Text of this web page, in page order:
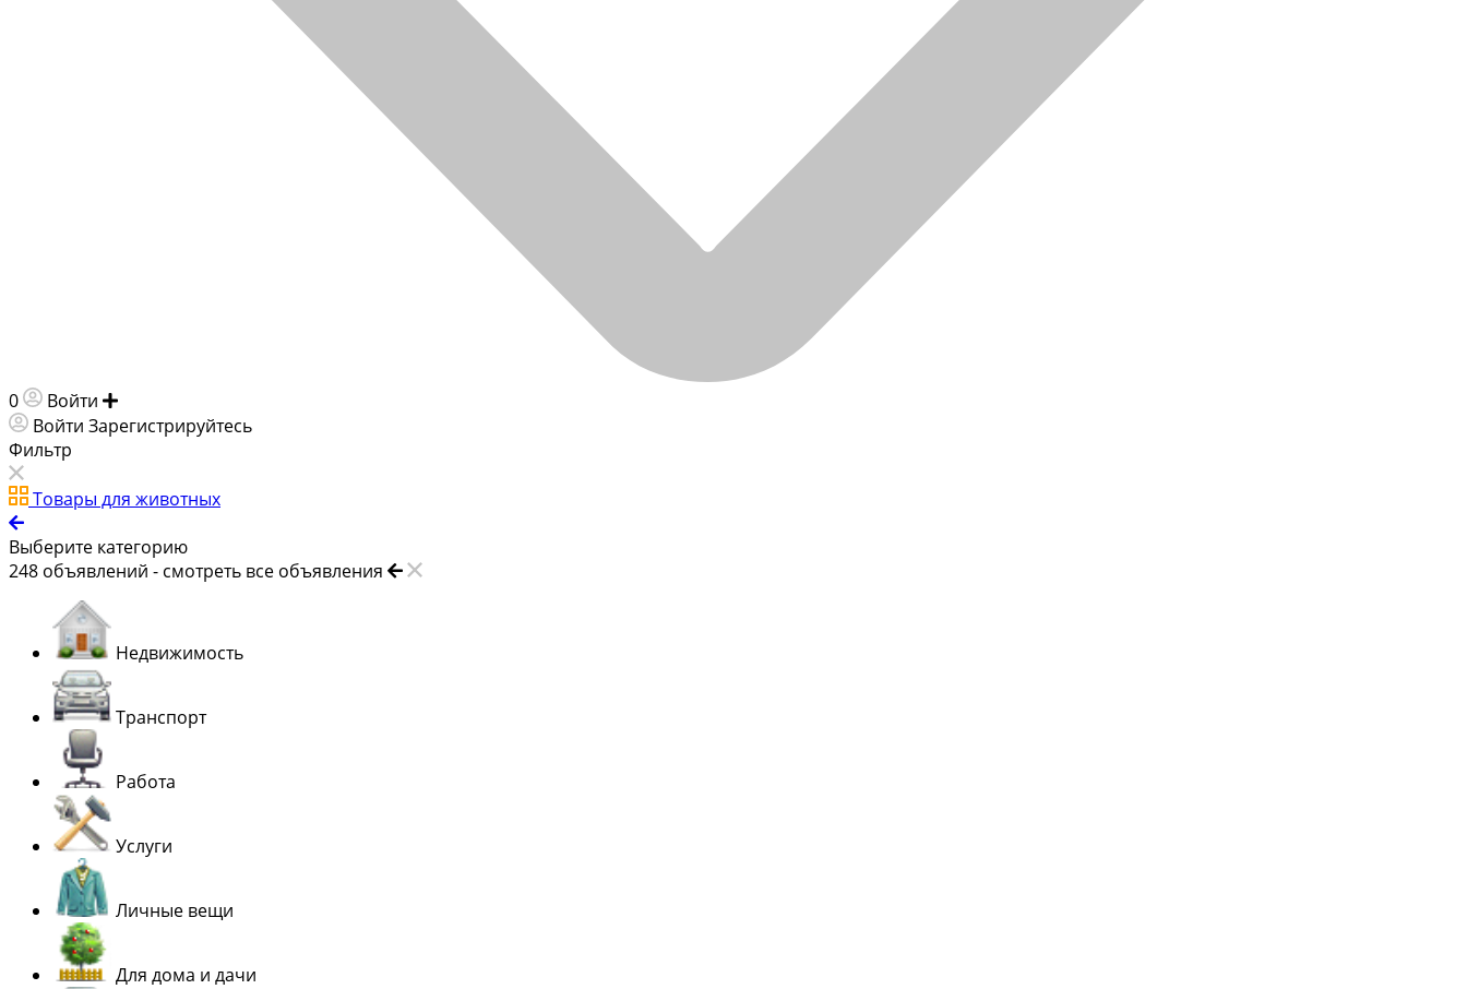
0 Войти
Войти Зарегистрируйтесь
Фильтр
Товары для животных
Выберите категорию
248 объявлений - смотреть все объявления
Недвижимость
Транспорт
Работа
Услуги
Личные вещи
Для дома и дачи